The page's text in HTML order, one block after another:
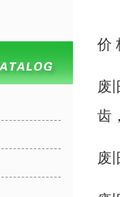
价
废
齿
废